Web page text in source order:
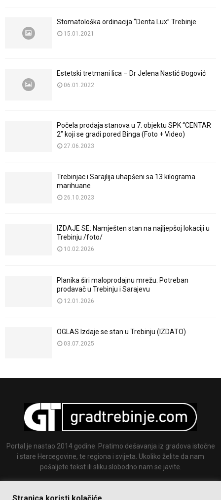
Stomatološka ordinacija “Denta Lux” Trebinje
15.01.2021
Estetski tretmani lica – Dr Jelena Nastić Đogović
06.01.2022
Počela prodaja stanova u 7. objektu SPK “CENTAR
2” koji se gradi pored Binga (Foto + Video)
27.06.2023
Trebinjac i Sarajlija uhapšeni sa 13 kilograma
marihuane
26.10.2023
IZDAJE SE: Namješten stan na najljepšoj lokaciji u
Trebinju /foto/
10.02.2026
Planika širi maloprodajnu mrežu: Potreban
prodavač u Trebinju i Sarajevu
12.01.2026
OGLAS Izdaje se stan u Trebinju (IZDATO)
03.07.2025
Portal je nastao 2014 godine. Pratimo dešavanja iz gradova istočne
i stare Hercegovine, te regiona i svijeta. Ukoliko želite da nam
pošaljete tekst ili sliku slobodno nam se javite.